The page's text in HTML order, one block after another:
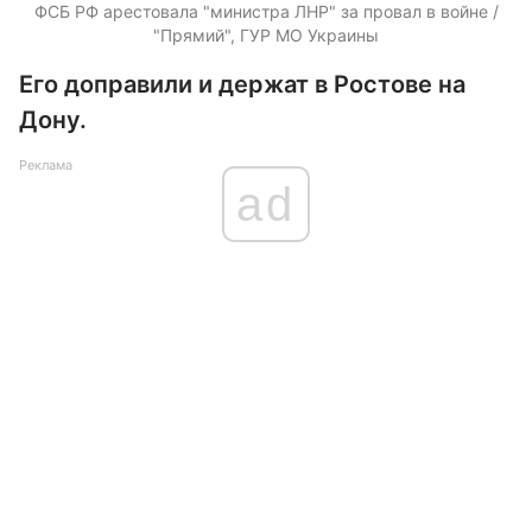
ФСБ РФ арестовала "министра ЛНР" за провал в войне /
"Прямий", ГУР МО Украины
Его доправили и держат в Ростове на
Дону.
Реклама
ad